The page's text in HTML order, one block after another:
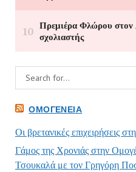
ΟΜΟΓΈΝΕΙΑ
Οι βρετανικές επιχειρήσεις
Γάμος της Χρονιάς στην
Τσουκαλά με τον Γρηγόρη